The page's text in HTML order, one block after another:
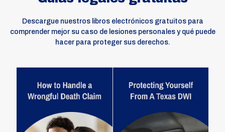
Descargue nuestros libros electrónicos gratuitos para
comprender mejor su caso de lesiones personales y qué puede
hacer para proteger sus derechos.